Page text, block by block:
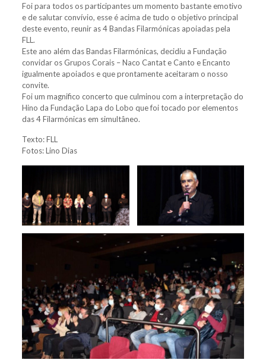
Foi para todos os participantes um momento bastante emotivo
e de salutar convívio, esse é acima de tudo o objetivo principal
deste evento, reunir as 4 Bandas Filarmónicas apoiadas pela
FLL.
Este ano além das Bandas Filarmónicas, decidiu a Fundação
convidar os Grupos Corais – Naco Cantat e Canto e Encanto
igualmente apoiados e que prontamente aceitaram o nosso
convite.
Foi um magnifico concerto que culminou com a interpretação do
Hino da Fundação Lapa do Lobo que foi tocado por elementos
das 4 Filarmónicas em simultâneo.
Texto: FLL
Fotos: Lino Dias